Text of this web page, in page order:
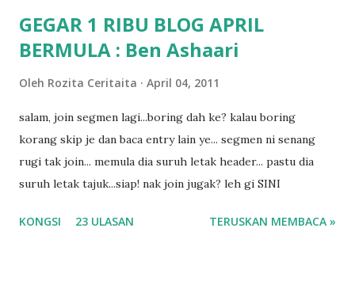
GEGAR 1 RIBU BLOG APRIL
BERMULA : Ben Ashaari
Oleh Rozita Ceritaita April 04, 2011
salam, join segmen lagi...boring dah ke? kalau boring
korang skip je dan baca entry lain ye... segmen ni senang
rugi tak join... memula dia suruh letak header... pastu dia
suruh letak tajuk...siap! nak join jugak? leh gi SINI
KONGSI 23 ULASAN TERUSKAN MEMBACA »